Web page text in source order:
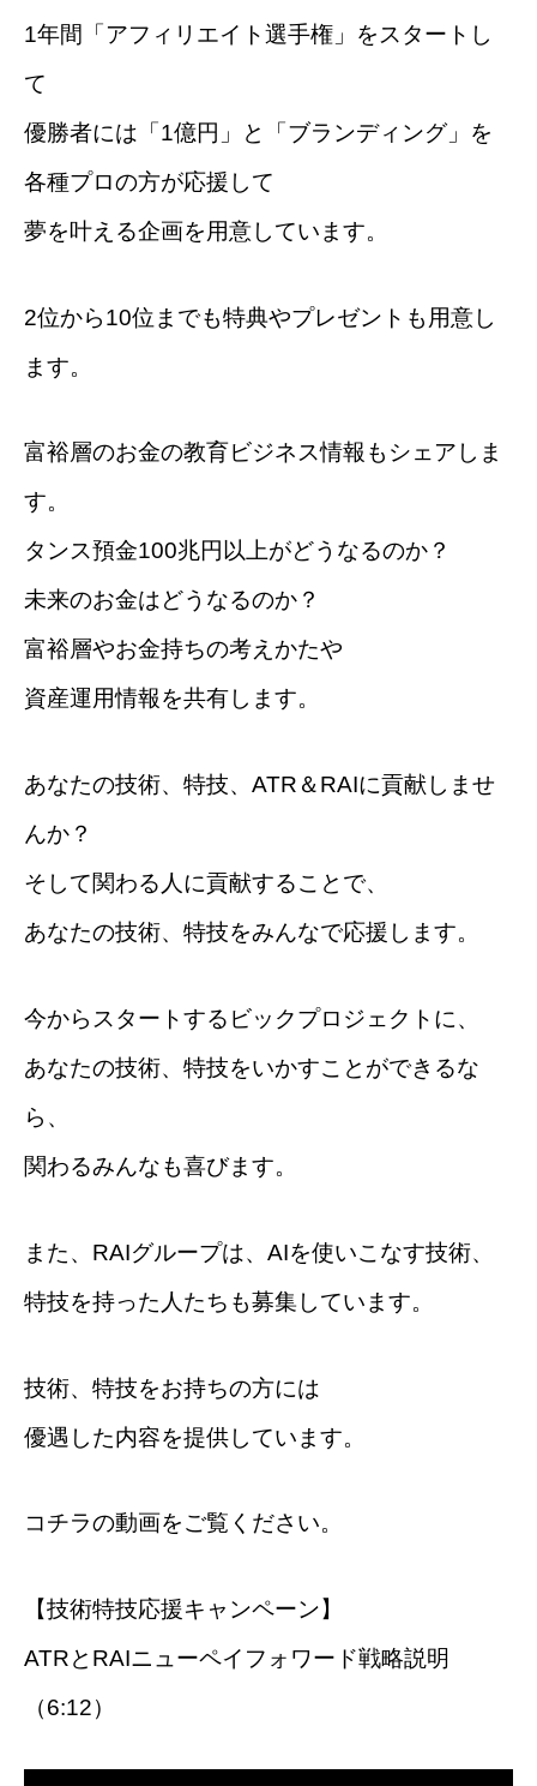
1年間「アフィリエイト選手権」をスタートし
て
優勝者には「1億円」と「ブランディング」を
各種プロの方が応援して
夢を叶える企画を用意しています。
2位から10位までも特典やプレゼントも用意し
ます。
富裕層のお金の教育ビジネス情報もシェアしま
す。
タンス預金100兆円以上がどうなるのか？
未来のお金はどうなるのか？
富裕層やお金持ちの考えかたや
資産運用情報を共有します。
あなたの技術、特技、ATR＆RAIに貢献しませ
んか？
そして関わる人に貢献することで、
あなたの技術、特技をみんなで応援します。
今からスタートするビックプロジェクトに、
あなたの技術、特技をいかすことができるな
ら、
関わるみんなも喜びます。
また、RAIグループは、AIを使いこなす技術、
特技を持った人たちも募集しています。
技術、特技をお持ちの方には
優遇した内容を提供しています。
コチラの動画をご覧ください。
【技術特技応援キャンペーン】
ATRとRAIニューペイフォワード戦略説明
（6:12）